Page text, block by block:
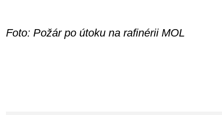
Foto: Požár po útoku na rafinérii MOL